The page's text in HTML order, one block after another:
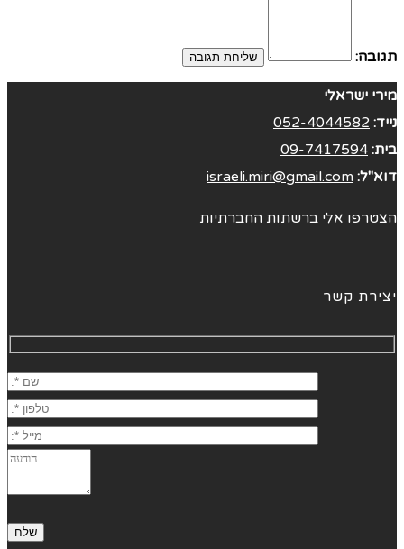
תגובה:
מירי ישראלי
נייד: 052-4044582
בית: 09-7417594
דוא"ל: israeli.miri@gmail.com
הצטרפו אלי ברשתות החברתיות
יצירת קשר